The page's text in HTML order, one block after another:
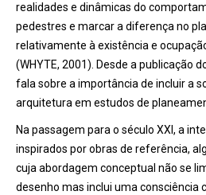
realidades e dinâmicas do
pedestres e marcar a diferença no
relativamente à existência e
(WHYTE, 2001). Desde a publicação
fala sobre a importância de incluir a
arquitetura em estudos de
Na passagem para o século XXI, a
inspirados por obras de referência,
cuja abordagem conceptual não se
desenho mas inclui uma consciência